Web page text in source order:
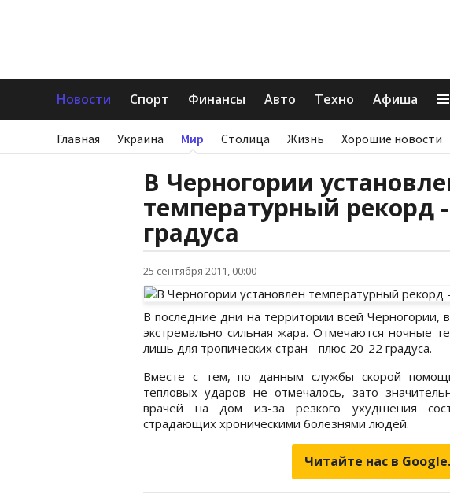
Новости Спорт Финансы Авто Техно Афиша
Главная Украина Мир Столица Жизнь Хорошие новости
В Черногории
температурный рекорд
градуса
25 сентября 2011, 00:00
В последние дни на территории всей Черногории,
экстремально сильная жара. Отмечаются ночные
лишь для тропических стран - плюс 20-22 градуса.
Вместе с тем, по данным службы скорой
тепловых ударов не отмечалось, зато
врачей на дом из-за резкого ухудшения
страдающих хроническими болезнями людей.
Читайте нас в